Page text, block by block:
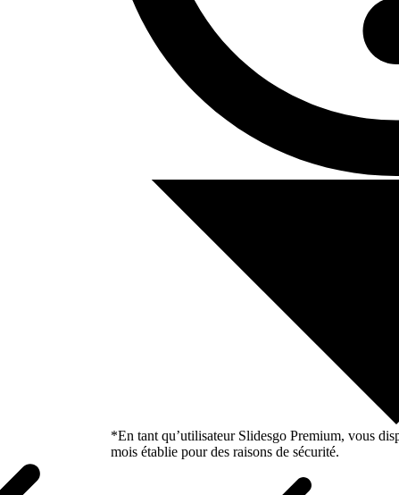
*En tant qu’utilisateur Slidesgo Premium, vous
mois établie pour des raisons de sécurité.